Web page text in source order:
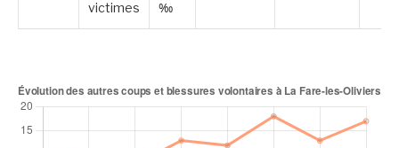
victimes
‰